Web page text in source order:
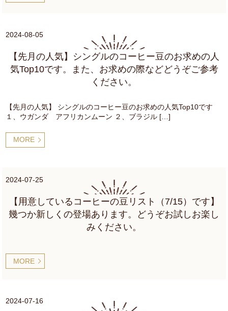
2024-08-05
【先月の人気】シングルのコーヒー豆のお求めの人
気Top10です。また、お求めの際などどうぞご参考
ください。
【先月の人気】 シングルのコーヒー豆のお求めの人気Top10です
１、ウガンダ アフリカンムーン ２、ブラジル […]
MORE
2024-07-25
【用意しているコーヒーの豆リスト（7/15）です】
幾つか新しくの登場あります。どうぞお試しお楽し
みください。
MORE
2024-07-16